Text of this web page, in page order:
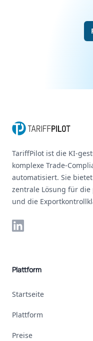
TariffPilot ist die KI-
komplexe Trade-
automatisiert. Sie
zentrale Lösung für
und die
LinkedIn
Plattform
Startseite
Plattform
Preise